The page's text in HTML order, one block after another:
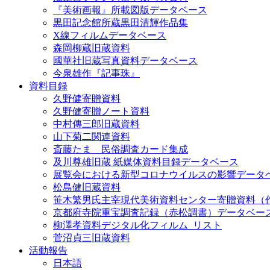
『美術画報』所載図版データベース
黒田記念館所蔵黒田清輝作品集
X線フィルムデータベース
森岡柳蔵旧蔵資料
國華社旧蔵写真資料データベース
今泉雄作『記事珠』
資料目録
久野健寄贈資料
久野健寄贈ノート資料
中村傳三郎旧蔵資料
山下菊二関連資料
斎藤たま 民俗調査カード集成
及川尊雄旧蔵 紙媒体資料目録データベース
展覧会における新型コロナウイルスの影響データ
松島健旧蔵資料
笹木繁男氏主宰現代美術資料センター寄贈資料（
京都府寺院重宝調査記録（赤松調書）データベー
柳澤孝資料デジタル化フィルム_リスト
菅沼貞三旧蔵資料
活動報告
日本語